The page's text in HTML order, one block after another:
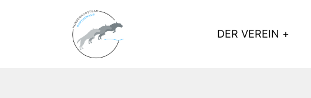
DER VEREIN